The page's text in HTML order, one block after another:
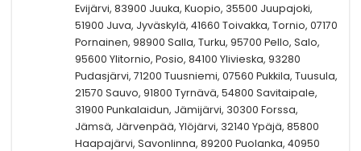
Evijärvi, 83900 Juuka, Kuopio, 35500 Juupajoki,
51900 Juva, Jyväskylä, 41660 Toivakka, Tornio, 07170
Pornainen, 98900 Salla, Turku, 95700 Pello, Salo,
95600 Ylitornio, Posio, 84100 Ylivieska, 93280
Pudasjärvi, 71200 Tuusniemi, 07560 Pukkila, Tuusula,
21570 Sauvo, 91800 Tyrnävä, 54800 Savitaipale,
31900 Punkalaidun, Jämijärvi, 30300 Forssa,
Jämsä, Järvenpää, Ylöjärvi, 32140 Ypäjä, 85800
Haapajärvi, Savonlinna, 89200 Puolanka, 40950